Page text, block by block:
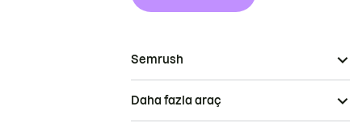
Semrush
Daha fazla araç